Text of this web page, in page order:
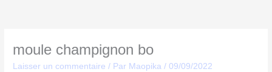
moule champignon bo
Laisser un commentaire / Par Maopika/09/09/2022